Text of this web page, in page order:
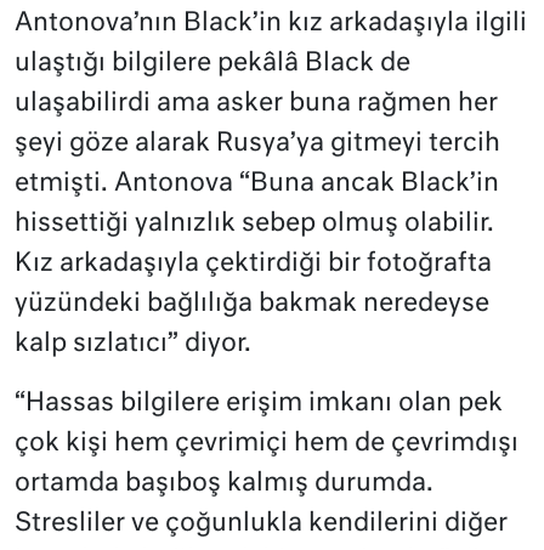
Antonova’nın Black’in kız arkadaşıyla ilgili
ulaştığı bilgilere pekâlâ Black de
ulaşabilirdi ama asker buna rağmen her
şeyi göze alarak Rusya’ya gitmeyi tercih
etmişti. Antonova “Buna ancak Black’in
hissettiği yalnızlık sebep olmuş olabilir.
Kız arkadaşıyla çektirdiği bir fotoğrafta
yüzündeki bağlılığa bakmak neredeyse
kalp sızlatıcı” diyor.
“Hassas bilgilere erişim imkanı olan pek
çok kişi hem çevrimiçi hem de çevrimdışı
ortamda başıboş kalmış durumda.
Stresliler ve çoğunlukla kendilerini diğer